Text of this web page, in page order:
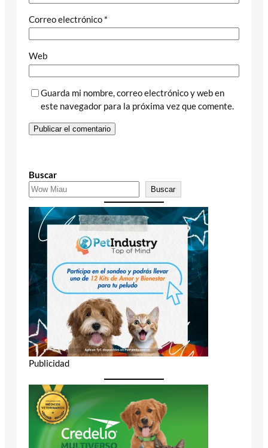
Correo electrónico *
Web
Guarda mi nombre, correo electrónico y web en
este navegador para la próxima vez que comente.
Buscar
Buscar
Publicidad